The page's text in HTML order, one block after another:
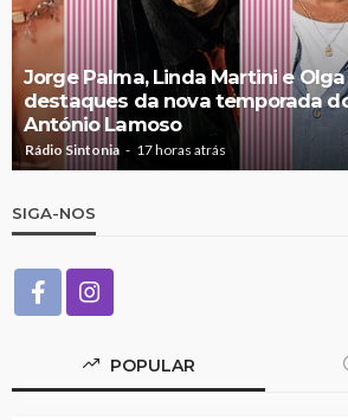
Jorge Palma, Linda Martini e
destaques da nova temporada
António Lamoso
Rádio Sintonia 17 horas atrás
SIGA-NOS
POPULAR